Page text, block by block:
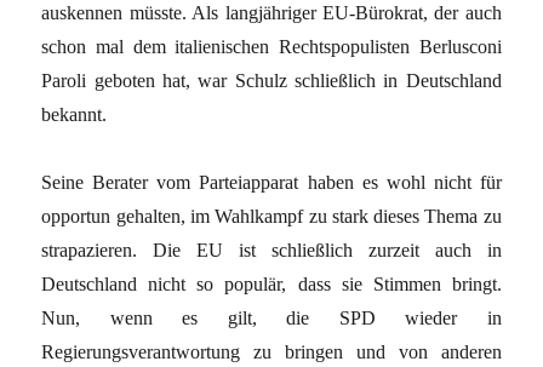
auskennen müsste. Als langjähriger EU-Bürokrat, der auch
schon mal dem italienischen Rechtspopulisten Berlusconi
Paroli geboten hat, war Schulz schließlich in Deutschland
bekannt.
Seine Berater vom Parteiapparat haben es wohl nicht für
opportun gehalten, im Wahlkampf zu stark dieses Thema zu
strapazieren. Die EU ist schließlich zurzeit auch in
Deutschland nicht so populär, dass sie Stimmen bringt.
Nun, wenn es gilt, die SPD wieder in
Regierungsverantwortung zu bringen und von anderen